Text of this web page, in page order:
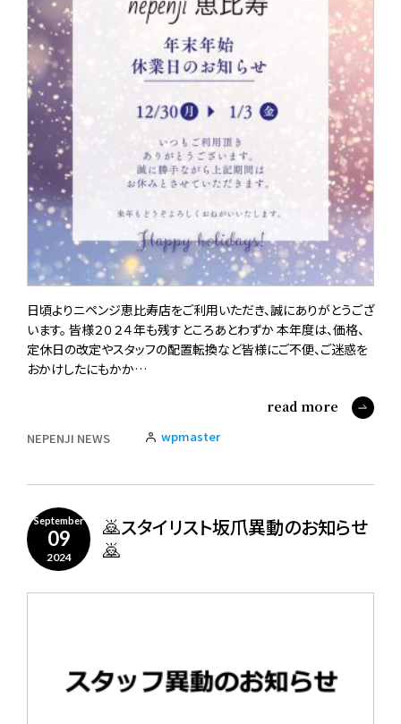
日頃よりニペンジ恵比寿店をご利用いただき、誠にありがとうござ
います。 皆様２０２４年も残すところあとわずか 本年度は、価格、
定休日の改定やスタッフの配置転換など皆様にご不便、ご迷惑を
おかけしたにもかか…
read more
NEPENJI NEWS wpmaster
September
09
2024
🙇スタイリスト坂爪異動のお知らせ
🙇